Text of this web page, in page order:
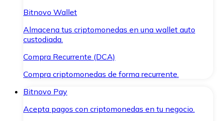
Bitnovo Wallet
Almacena tus criptomonedas en una wallet auto
custodiada.
Compra Recurrente (DCA)
Compra criptomonedas de forma recurrente.
Bitnovo Pay
Acepta pagos con criptomonedas en tu negocio.